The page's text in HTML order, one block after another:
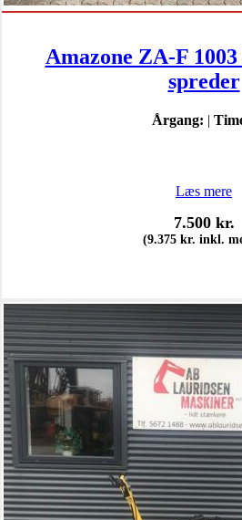
Amazone ZA-F
spreder
Årgang: |
Læs mere
7.500 kr.
(9.375 kr. inkl.